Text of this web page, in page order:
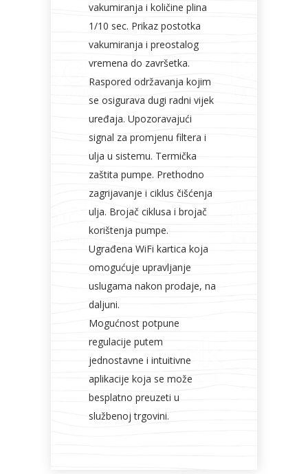
vakumiranja i količine plina
1/10 sec. Prikaz postotka
vakumiranja i preostalog
vremena do završetka.
Raspored održavanja kojim
se osigurava dugi radni vijek
uređaja. Upozoravajući
signal za promjenu filtera i
ulja u sistemu. Termička
zaštita pumpe. Prethodno
zagrijavanje i ciklus čišćenja
ulja. Brojač ciklusa i brojač
korištenja pumpe.
Ugrađena WiFi kartica koja
omogućuje upravljanje
uslugama nakon prodaje, na
daljuni.
Mogućnost potpune
regulacije putem
jednostavne i intuitivne
aplikacije koja se može
besplatno preuzeti u
službenoj trgovini.